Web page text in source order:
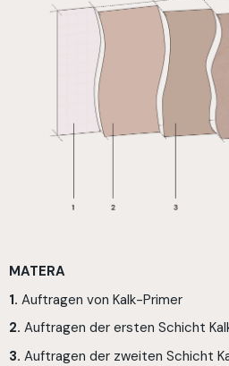
MATERA
1. Auftragen von Kalk-Primer
2. Auftragen der ersten Schicht
3. Auftragen der zweiten Schicht